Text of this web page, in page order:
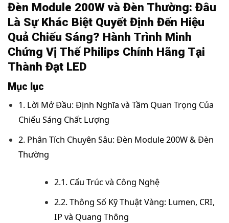
Đèn Module 200W và Đèn Thường: Đâu
Là Sự Khác Biệt Quyết Định Đến Hiệu
Quả Chiếu Sáng? Hành Trình Minh
Chứng Vị Thế Philips Chính Hãng Tại
Thành Đạt LED
Mục lục
1. Lời Mở Đầu: Định Nghĩa và Tầm Quan Trọng Của
Chiếu Sáng Chất Lượng
2. Phân Tích Chuyên Sâu: Đèn Module 200W & Đèn
Thường
2.1. Cấu Trúc và Công Nghệ
2.2. Thông Số Kỹ Thuật Vàng: Lumen, CRI,
IP và Quang Thông